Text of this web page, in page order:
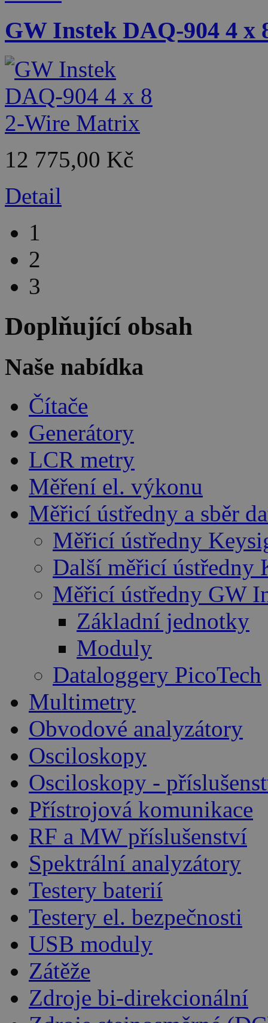
GW Instek DAQ-904 4
12 775,00 Kč
Detail
1
2
3
Doplňující obsah
Naše nabídka
Čítače
Generátory
LCR metry
Měření el. výkonu
Měřicí ústředny a sběr
Měřicí ústředny
Další měřicí ústředny
Měřicí ústředny GW
Základní jednotky
Moduly
Dataloggery PicoTech
Multimetry
Obvodové analyzátory
Osciloskopy
Osciloskopy -
Přístrojová komunikace
RF a MW příslušenství
Spektrální analyzátory
Testery baterií
Testery el. bezpečnosti
USB moduly
Zátěže
Zdroje bi-direkcionální